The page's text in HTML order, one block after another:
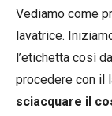
Vediamo come
lavatrice.
l’etichetta così
procedere con il
sciacquare il